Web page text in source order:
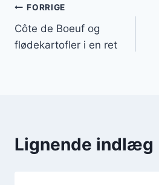
Indlægsnavigation
FORRIGE
Côte de Boeuf og
flødekartofler i en ret
Lignende indlæg